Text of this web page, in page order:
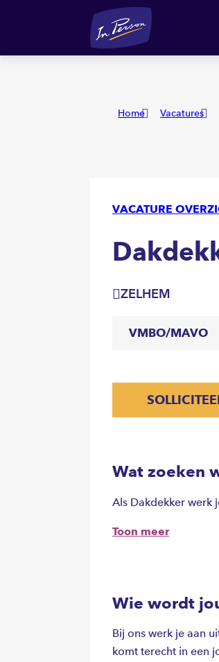
Home Vacatures
VACATURE
ZELHEM
VMBO/MAVO
Wat zoeken
Als Dakdekker werk
Toon meer
Wie wordt
Bij ons werk je aan
komt terecht in een
Dakdekker